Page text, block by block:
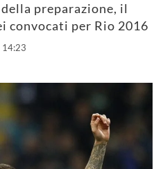
preparazione, il
convocati per Rio 2016
14:23